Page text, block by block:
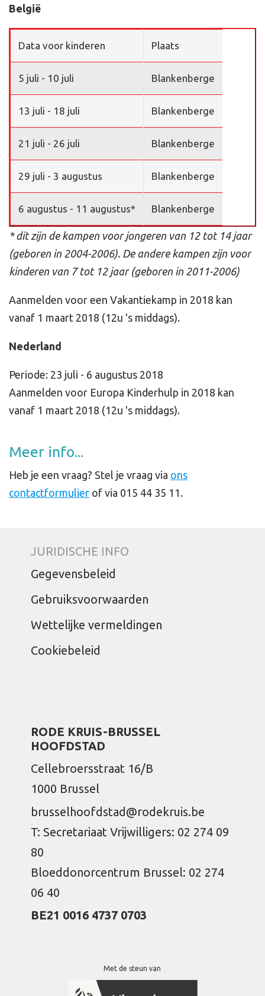
België
Data voor kinderen Plaats
5 juli - 10 juli Blankenberge
13 juli - 18 juli Blankenberge
21 juli - 26 juli Blankenberge
29 juli - 3 augustus Blankenberge
6 augustus - 11 augustus* Blankenberge
* dit zijn de kampen voor jongeren van 12 tot 14 jaar
(geboren in 2004-2006). De andere kampen zijn voor
kinderen van 7 tot 12 jaar (geboren in 2011-2006)
Aanmelden voor een Vakantiekamp in 2018 kan
vanaf 1 maart 2018 (12u 's middags).
Nederland
Periode: 23 juli - 6 augustus 2018
Aanmelden voor Europa Kinderhulp in 2018 kan
vanaf 1 maart 2018 (12u 's middags).
Meer info...
Heb je een vraag? Stel je vraag via ons
contactformulier of via 015 44 35 11.
JURIDISCHE INFO
Gegevensbeleid
Gebruiksvoorwaarden
Wettelijke vermeldingen
Cookiebeleid
RODE KRUIS-BRUSSEL
HOOFDSTAD
Cellebroersstraat 16/B
1000 Brussel
brusselhoofdstad@rodekruis.be
T: Secretariaat Vrijwilligers: 02 274 09
80
Bloeddonorcentrum Brussel: 02 274
06 40
BE21 0016 4737 0703
Met de steun van